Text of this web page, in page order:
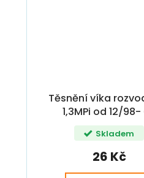
Těsnění víka
1,3MPi od 12/98-
(047103161B,
Skladem
26 Kč